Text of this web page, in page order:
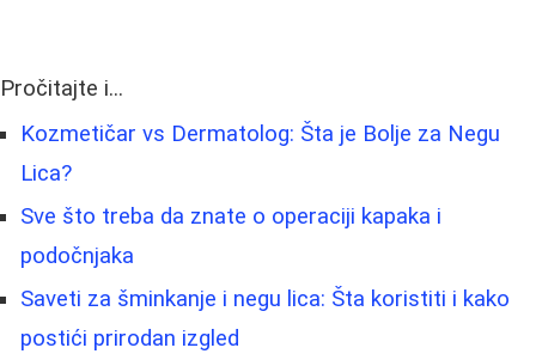
Pročitajte i...
Kozmetičar vs Dermatolog: Šta je Bolje za Negu
Lica?
Sve što treba da znate o operaciji kapaka i
podočnjaka
Saveti za šminkanje i negu lica: Šta koristiti i kako
postići prirodan izgled